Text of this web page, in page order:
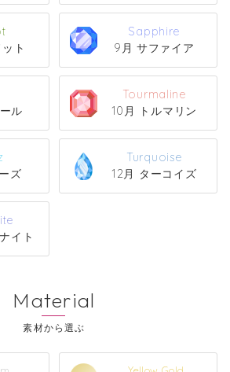
ト
Sapphire
9月 サファイア
ル
Tourmaline
10月 トルマリン
ズ
Turquoise
12月 ターコイズ
イト
Material